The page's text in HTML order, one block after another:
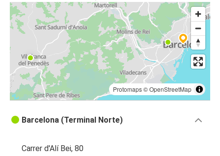
Protomaps©OpenStreetMap
Barcelona (Terminal Norte)
Carrer d'Alí Bei, 80